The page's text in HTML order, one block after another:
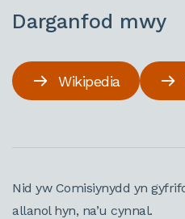
Darganfod mwy
Wikipedia
Nid yw Comisiynydd yn
allanol hyn, na’u cynnal.